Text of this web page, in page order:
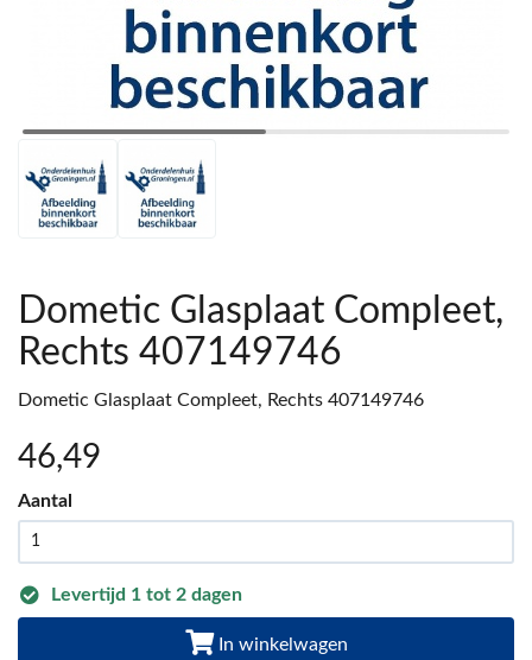
Dometic Glasplaat Compleet,
Rechts 407149746
Dometic Glasplaat Compleet, Rechts 407149746
46,49
Aantal
Levertijd 1 tot 2 dagen
In winkelwagen